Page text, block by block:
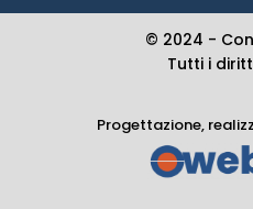
© 2024 -
Tutti i
Progettazione,